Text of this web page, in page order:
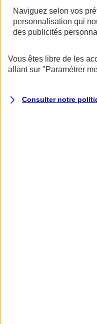
Naviguez selon vos
personnalisation qui
des publicités
Vous êtes libre de les
allant sur "Paramétrer
Consulter notre